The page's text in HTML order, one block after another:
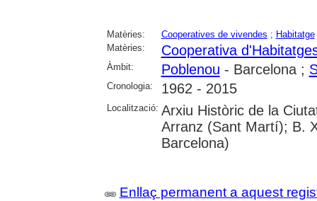
Matèries: Cooperatives de vivendes ; Habitatge
Matèries:
Cooperativa
Àmbit: Poblenou - Barcelona ;
Cronologia: 1962 - 2015
Localització: Arxiu Històric de la
Arranz (Sant Martí); B.
Barcelona)
Enllaç permanent a aquest